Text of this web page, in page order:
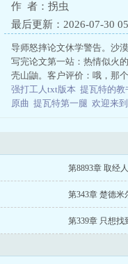
作 者：拐虫
最后更新：2026-07-30
导师怒摔论文休学警告。沙
写完论文第一站：热情似火
壳山鼬。客户评价：哦，那
强打工人txt版本 提瓦特的教
原曲 提瓦特第一腿 欢迎来
第8893章 取经
第343章 楚德米
第339章 只想找